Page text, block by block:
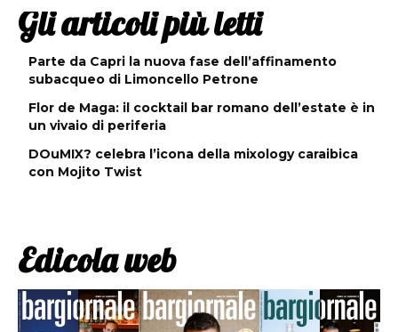
Gli articoli più letti
Parte da Capri la nuova fase dell’affinamento
subacqueo di Limoncello Petrone
Flor de Maga: il cocktail bar romano dell’estate è in
un vivaio di periferia
DOuMIX? celebra l’icona della mixology caraibica
con Mojito Twist
Edicola web